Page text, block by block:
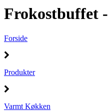
Frokostbuffet -
Forside
Produkter
Varmt Køkken